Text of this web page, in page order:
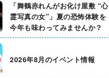
「舞鶴赤れんがお化け屋敷 “心
霊写真の女”」夏の恐怖体験を
今年も味わってみませんか？
2026年8月のイベント情報